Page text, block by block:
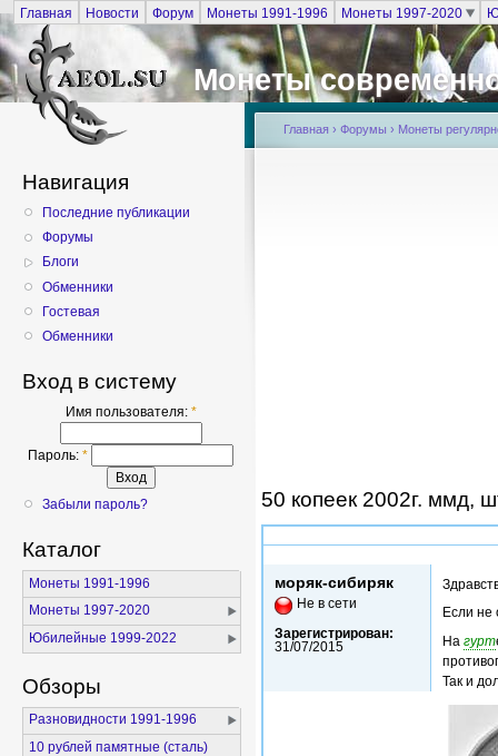
Главная Новости Форум Монеты 1991-1996 Монеты 1997-2020
Монеты
Навигация
Последние публикации
Форумы
Блоги
Обменники
Гостевая
Обменники
Вход в систему
Имя пользователя: *
Пароль: *
Забыли пароль?
Каталог
Монеты 1991-1996
Монеты 1997-2020
Юбилейные 1999-2022
Обзоры
Разновидности 1991-1996
10 рублей памятные (сталь)
Главная › Форумы › Монеты
50 копеек 2002г. ммд,
моряк-сибиряк
Не в сети
Зарегистрирован:
31/07/2015
Если не
На гурт
Так и